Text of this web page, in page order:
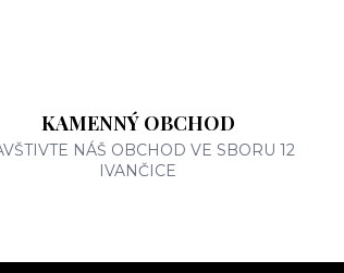
KAMENNÝ OBCHOD
NÁŠ OBCHOD VE SBORU 12
IVANČICE